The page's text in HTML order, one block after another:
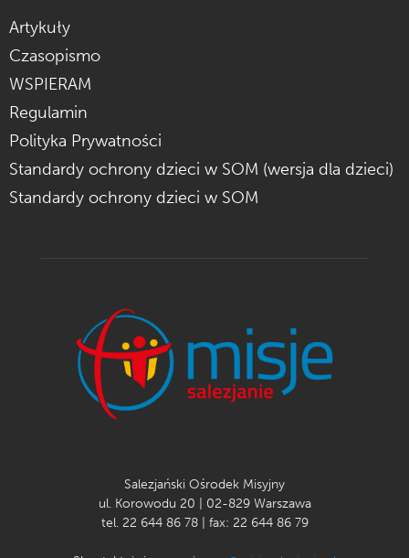
Artykuły
Czasopismo
WSPIERAM
Regulamin
Polityka Prywatności
Standardy ochrony dzieci w SOM (wersja dla dzieci)
Standardy ochrony dzieci w SOM
Salezjański Ośrodek Misyjny
ul. Korowodu 20 | 02-829 Warszawa
tel. 22 644 86 78 | fax: 22 644 86 79